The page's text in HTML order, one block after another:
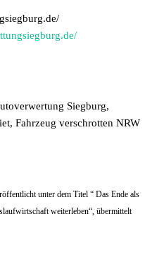
Siegburg,
Fahrzeug verschrotten NRW
unter dem Titel “ Das Ende als
weiterleben“, übermittelt